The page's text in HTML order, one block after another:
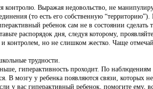
Выражая недовольство, не
(то есть его собственную
ребенок сам не в состоянии сделать
распорядок дня, следуя которому,
но не слишком жестко. Чаще
трудности.
гиперактивность проходит. По
В мозгу у ребенка появляются связи,
у вас гиперактивный ребенок, помогите ему,